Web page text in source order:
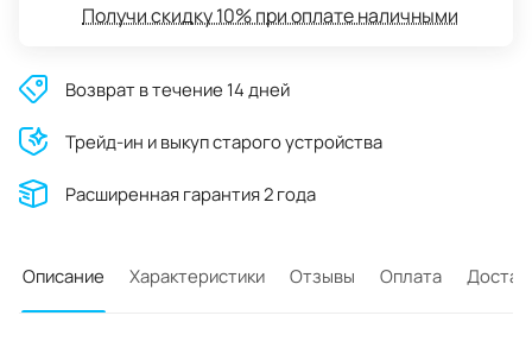
Получи скидку 10% при оплате наличными
Возврат в течение 14 дней
Трейд-ин и выкуп старого устройства
Расширенная гарантия 2 года
Описание Характеристики Отзывы Оплата